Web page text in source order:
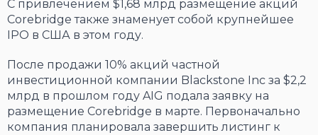
С привлечением $1,68 млрд размещение акций
Corebridge также знаменует собой крупнейшее
IPO в США в этом году.
После продажи 10% акций частной
инвестиционной компании Blackstone Inc за $2,2
млрд в прошлом году AIG подала заявку на
размещение Corebridge в марте. Первоначально
компания планировала завершить листинг к